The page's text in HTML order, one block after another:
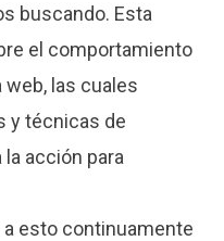
buscando. Esta
el comportamiento
las cuales
y técnicas de
acción para
esto continuamente